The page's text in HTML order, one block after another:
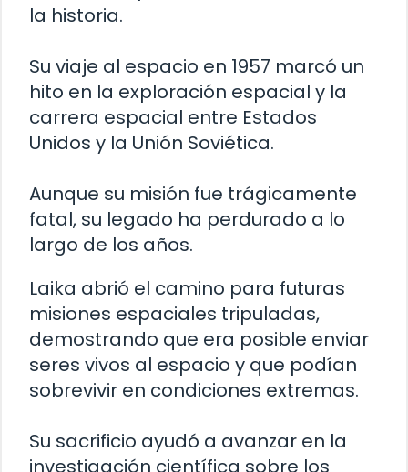
la historia.
Su viaje al espacio en 1957 marcó un
hito en la exploración espacial y la
carrera espacial entre Estados
Unidos y la Unión Soviética.
Aunque su misión fue trágicamente
fatal, su legado ha perdurado a lo
largo de los años.
Laika abrió el camino para futuras
misiones espaciales tripuladas,
demostrando que era posible enviar
seres vivos al espacio y que podían
sobrevivir en condiciones extremas.
Su sacrificio ayudó a avanzar en la
investigación científica sobre los